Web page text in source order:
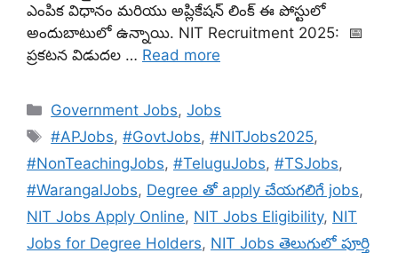
ఎంపిక విధానం మరియు అప్లికేషన్ లింక్ ఈ పోస్టులో
అందుబాటులో ఉన్నాయి. NIT Recruitment 2025: 📅
ప్రకటన విడుదల … Read more
Categories
Government Jobs,Jobs
Tags
#APJobs,#GovtJobs,#NITJobs2025,
#NonTeachingJobs, #TeluguJobs, #TSJobs,
#WarangalJobs, Degree తో apply చేయగలిగే jobs,
NIT Jobs Apply Online, NIT Jobs Eligibility, NIT
Jobs for Degree Holders, NIT Jobs తెలుగులో పూర్తి